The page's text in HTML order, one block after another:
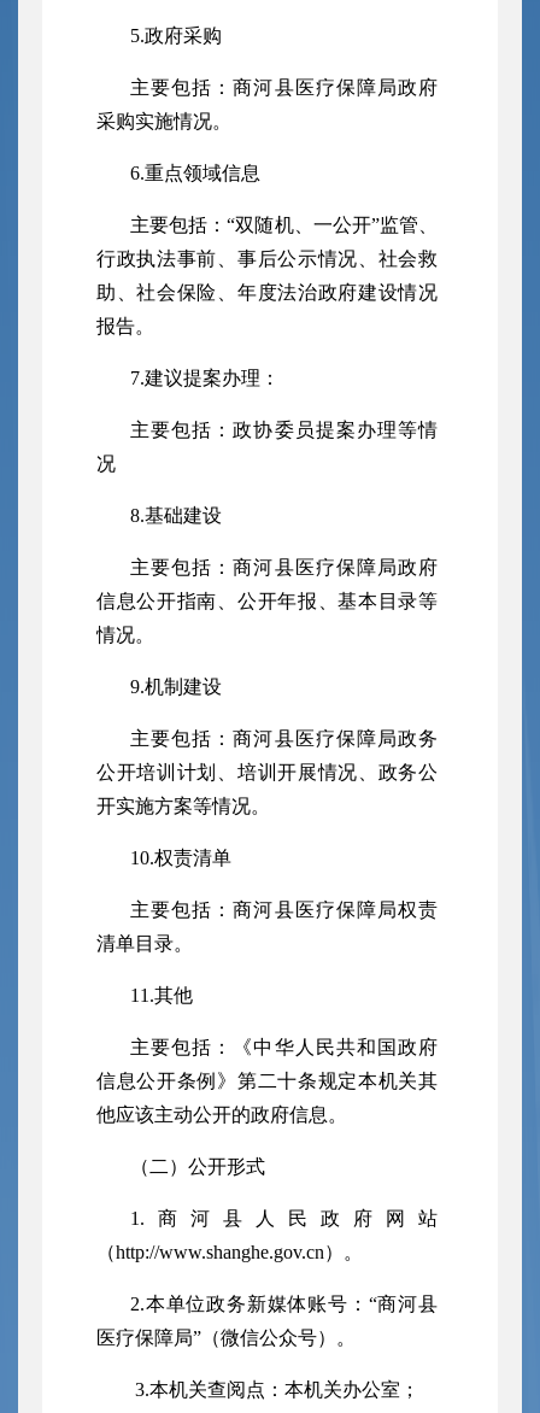
5.政府采购
主要包括：商河县医疗保障局政府
采购实施情况。
6.重点领域信息
主要包括：“双随机、一公开”监管、
行政执法事前
事后公示情况 、社会救
助、社会保险、 年度法治政府建设情况
报告。
7.建议提案办理：
主要包括：政协委员提案办理等情
况
8.基础建设
主要包括：商河县医疗保障局政府
信息公开指南、公开年报、基本目录等
情况。
9.机制建设
主要包括：商河县医疗保障局政务
公开培训计划、培训开展情况、政务公
开实施方案等情况。
10.权责清单
主要包括：商河县医疗保障局权责
清单目录。
11.其他
主要包括：《中华人民共和国政府
信息公开条例》第二十条规定本机关其
他应该主动公开的政府信息。
（二）公开形式
1.商河县人民政府网站
（http://www.shanghe.gov.cn）。
2.本单位政务新媒体账号：“商河县
医疗保障局”（微信公众号）。
3.本机关查阅点：本机关办公室；